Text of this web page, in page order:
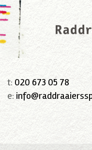
t: 020 673 05 78
e: